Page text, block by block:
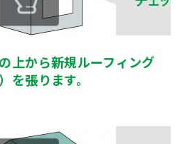
上から新規ルーフィング
を張ります。